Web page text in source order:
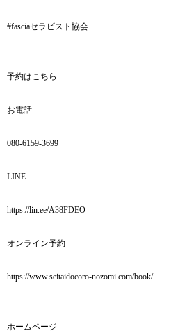
#fasciaセラピスト協会
予約はこちら
お電話
080-6159-3699
LINE
https://lin.ee/A38FDEO
オンライン予約
https://www.seitaidocoro-nozomi.com/book/
ホームページ